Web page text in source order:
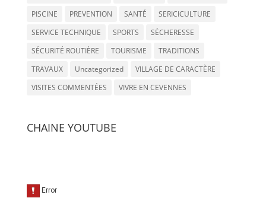
PISCINE
PREVENTION SANTÉ
SERICICULTURE
SERVICE TECHNIQUE
SPORTS
SÉCHERESSE
SÉCURITÉ ROUTIÈRE
TOURISME
TRADITIONS
TRAVAUX
Uncategorized
VILLAGE DE CARACTÈRE
VISITES COMMENTÉES
VIVRE EN CEVENNES
CHAINE YOUTUBE